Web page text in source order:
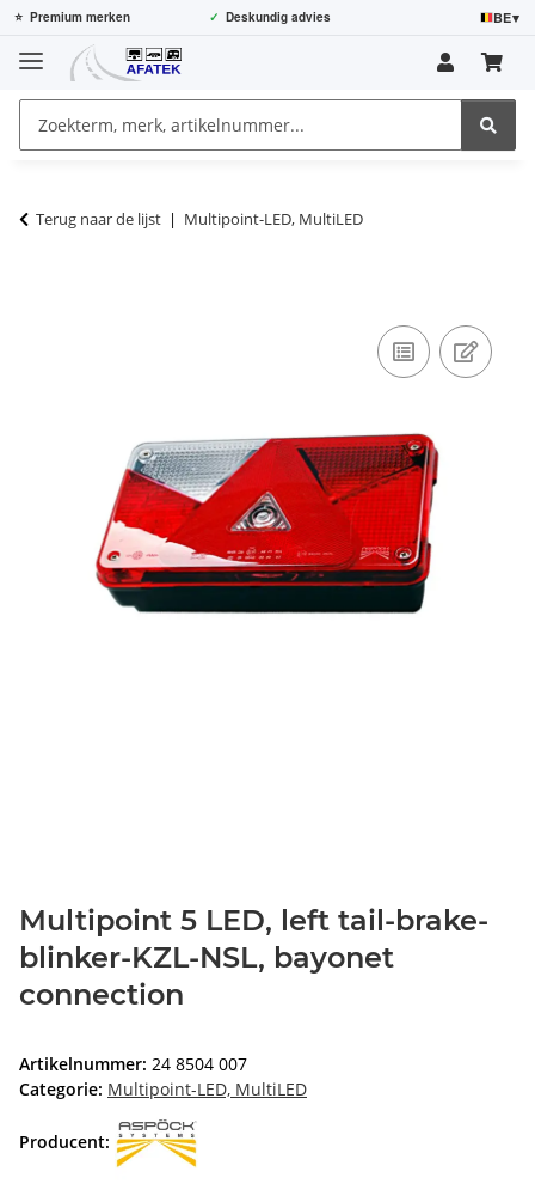
⭐ Premium merken ✓ Deskundig advies BE▾
Terug naar de lijst Multipoint-LED, MultiLED
Multipoint 5 LED, left tail-brake-
blinker-KZL-NSL, bayonet
connection
Artikelnummer: 24 8504 007
Categorie: Multipoint-LED, MultiLED
Producent: